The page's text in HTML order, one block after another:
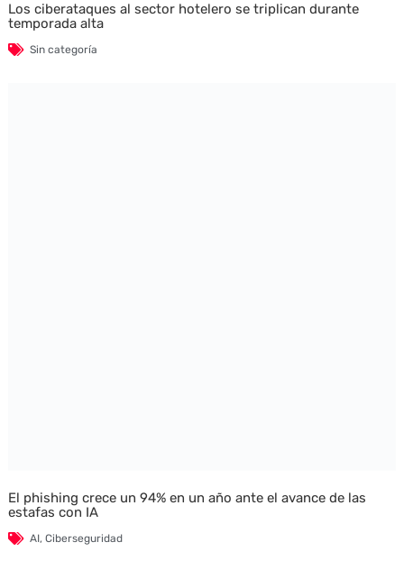
Los ciberataques al sector hotelero se triplican durante
temporada alta
Sin categoría
El phishing crece un 94% en un año ante el avance de las
estafas con IA
AI, Ciberseguridad